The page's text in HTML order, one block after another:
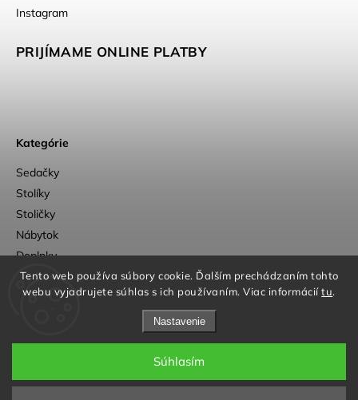
Tento web používa súbory cookie. Ďalším prechádzaním tohto
webu vyjadrujete súhlas s ich používaním. Viac informáciítu.
Nastavenie
Súhlasím
Instagram
PRIJÍMAME ONLINE PLATBY
Kategórie
Sedačky
Stolíky
Stoličky
Nábytok
Doplnky
Outlet
a Adatelier
Copyright 2026OpenUp Design. Všetky práva vyhradené.